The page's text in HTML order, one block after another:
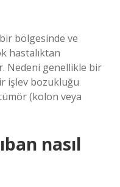
bölgesinde ve
hastalıktan
Nedeni genellikle bir
işlev bozukluğu
(kolon veya
nasıl